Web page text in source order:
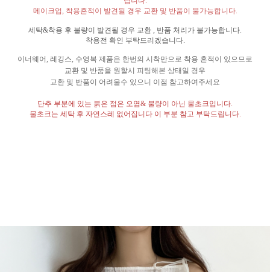
메이크업
착용흔적이 발견될 경우 교환 및 반품이 불가능합니다.
세탁&착용 후 불량이 발견될 경우 교환 반품 처리가 불가능합니다
착용전 확인 부탁드리겠습니다.
이너웨어 레깅스 수영복 제품은 한번의 시착만으로 착용 흔적이 있으므로
교환 및 반품을 원할시 피팅해본 상태일 경우
교환 및 반품이 어려울수 있으니 이점 참고하여주세요
단추 부분에 있는 붉은 점은 오염& 불량이 아닌 물초크입니다
물초크는 세탁 후 자연스레 없어집니다 이 부분 참고 부탁드립니다.